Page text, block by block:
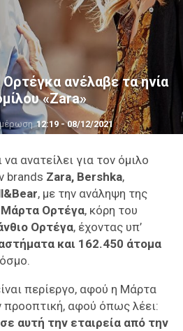
ανέλαβε τα ηνία
«Zara»
12:19 - 08/12/2021
ανατείλει για τον όμιλο
brands Zara, Bershka,
, με την ανάληψη της
Μάρτα Ορτέγα, κόρη του
Ορτέγα, έχοντας υπ’
και 162.450 άτομα
περίεργο, αφού η Μάρτα
αφού όπως λέει:
αυτή την εταιρεία από την